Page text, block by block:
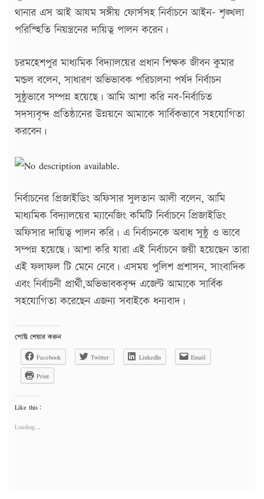
থানার এস আই আযম সঙ্গীয় ফোর্সসহ নির্বাচনে আইন- শৃঙ্খলা
পরিস্হিতি নিয়ন্ত্রনের দায়িত্ব পালন করেন।
চরমহেশপুর মাধ্যমিক বিদ্যালয়ের প্রধান শিক্ষক জীবন কুমার
মন্ডল বলেন, সাধারণ অভিভাবক পরিচালনা পর্ষদ নির্বাচন
সুষ্ঠুভাবে সম্পন্ন হয়েছে। আমি আশা করি নব-নির্বাচিত
সদস্যবৃন্দ প্রতিষ্ঠানের উন্নয়নে আমাকে সার্বিকভাবে সহযোগিতা
করবেন।
নির্বাচনের প্রিজাইডিং অফিসার সুলতান আলী বলেন, আমি
মাধ্যমিক বিদ্যালয়ের ম্যানেজিং কমিটি নির্বাচনে প্রিজাইডিং
অফিসার দায়িত্ব পালন করি। এ নির্বাচনকে অবাধ সুষ্ঠু ও ভাবে
সম্পন্ন হয়েছে। আশা করি যারা এই নির্বাচনে জয়ী হয়েছেন তারা
এই ফলাফল টি মেনে নেবে। এসময় পুলিশ প্রশাসন, সাংবাদিক
এবং নির্বাচনী প্রার্থী,অভিভাবকবৃন্দ এজেন্ট আমাকে সার্বিক
সহযোগিতা করেছেন এজন্য সবাইকে ধন্যবাদ।
পোষ্ট শেয়ার করুন
Facebook
Twitter LinkedIn
Email
Print
Like this:
Loading...